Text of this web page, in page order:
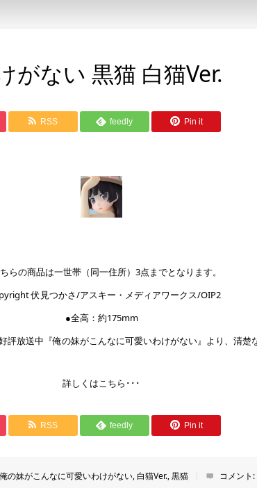
がない 黒猫 白猫Ver.
RSS feedly Pin it
らの商品は一世帯（同一住所）3点までとなります。
伏見つかさ/アスキー・メディアワークス/OIP2
●全高：約175mm
評放送中『俺の妹がこんなに可愛いわけがない』より、清楚
詳しくはこちら･･･
RSS feedly Pin it
俺の妹がこんなに可愛いわけがない,白猫Ver.,黒猫 コメント: